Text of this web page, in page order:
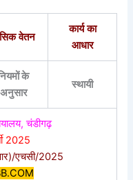
वेतन
कार्य का
आधार
के
अनुसार
स्थायी
चंडीगढ़
2025
एचसी/2025